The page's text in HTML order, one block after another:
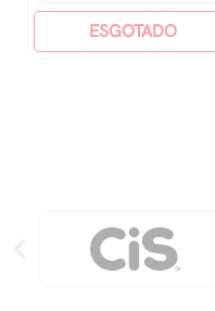
quantidadeESGOTADO